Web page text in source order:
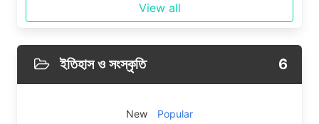
View all
ইতিহাস ও সংস্কৃতি 6
New Popular